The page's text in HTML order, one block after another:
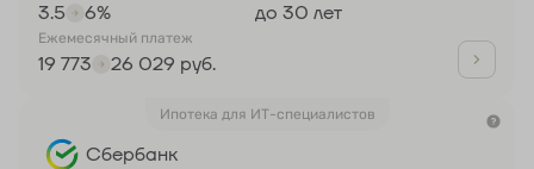
3.5 6% до 30 лет
Ежемесячный платеж
19 773 26 029 руб.
Ипотека для ИТ-специалистов
Сбербанк